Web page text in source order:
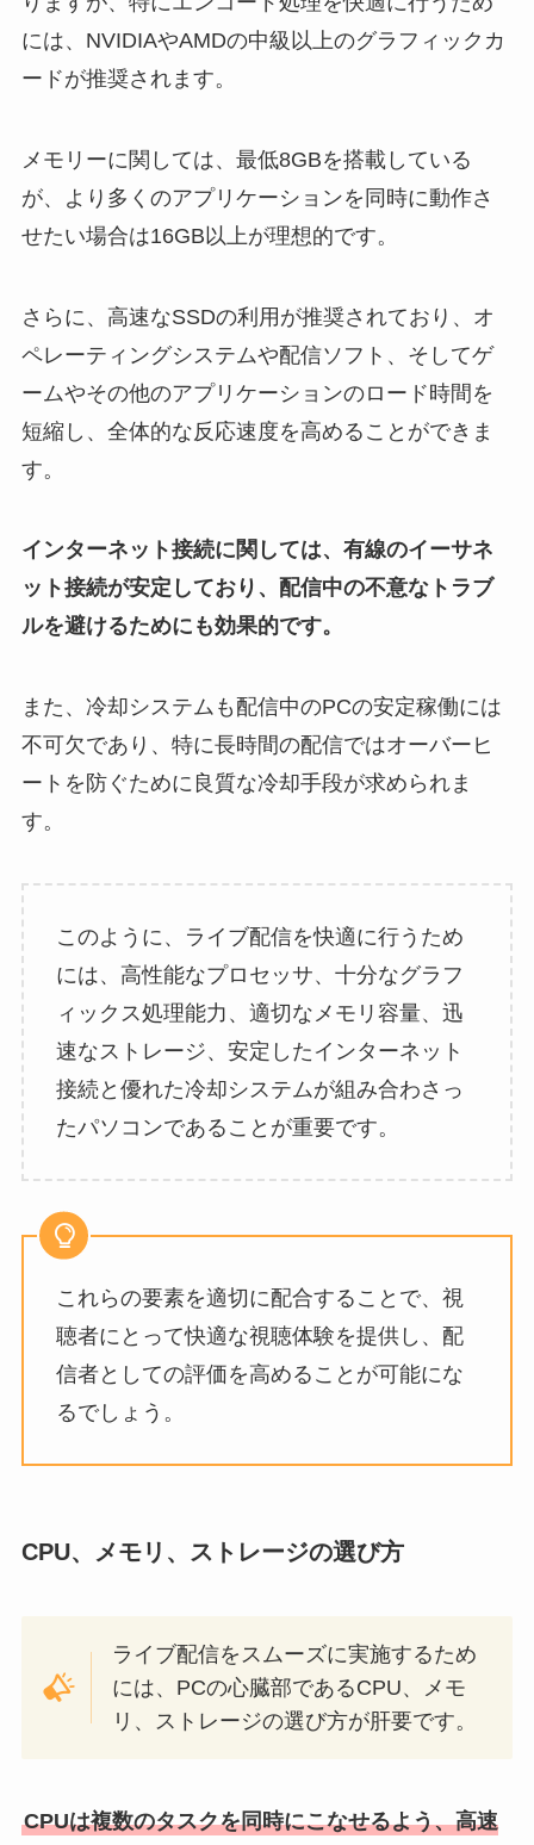
には、NVIDIAやAMDの中級以上のグラフィックカ
ードが推奨されます。
メモリーに関しては、最低8GBを搭載している
が、より多くのアプリケーションを同時に動作さ
せたい場合は16GB以上が理想的です。
さらに、高速なSSDの利用が推奨されており、オ
ペレーティングシステムや配信ソフト、そしてゲ
ームやその他のアプリケーションのロード時間を
短縮し、全体的な反応速度を高めることができま
す。
インターネット接続に関しては、有線のイーサネ
ット接続が安定しており、配信中の不意なトラブ
ルを避けるためにも効果的です。
また、冷却システムも配信中のPCの安定稼働には
不可欠であり、特に長時間の配信ではオーバーヒ
ートを防ぐために良質な冷却手段が求められま
す。
このように、ライブ配信を快適に行うため
には、高性能なプロセッサ、十分なグラフ
ィックス処理能力、適切なメモリ容量、迅
速なストレージ、安定したインターネット
接続と優れた冷却システムが組み合わさっ
たパソコンであることが重要です。
これらの要素を適切に配合することで、視
聴者にとって快適な視聴体験を提供し、配
信者としての評価を高めることが可能にな
るでしょう。
CPU、メモリ、ストレージの選び方
ライブ配信をスムーズに実施するため
には、PCの心臓部であるCPU、メモ
リ、ストレージの選び方が肝要です。
CPUは複数のタスクを同時にこなせるよう、高速